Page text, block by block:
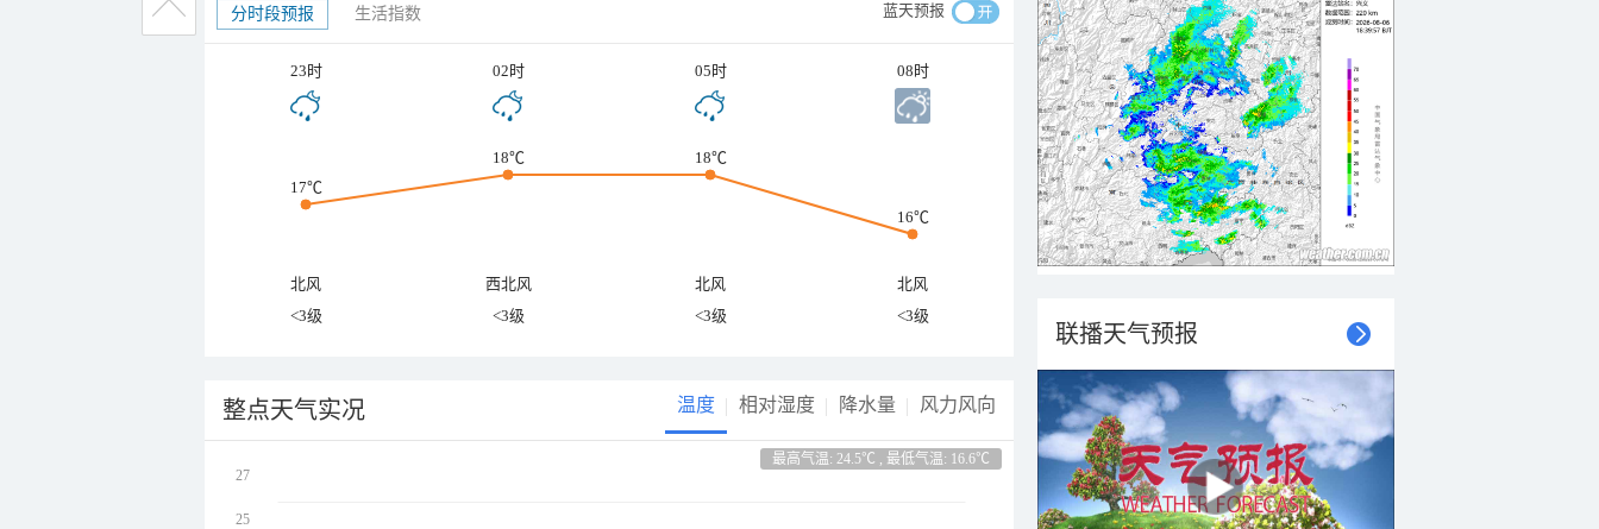
分时段预报 生活指数 蓝天预报
23时 02时 05时 08时
17℃
18℃ 18℃
16℃
北风 西北风 北风
北风
<3级
<3级 <3级 <3级
整点天气实况 温度 相对湿度 降水量 风力风向
最高气温: 24.5℃ , 最低气温: 16.6℃
27
25
联播天气预报